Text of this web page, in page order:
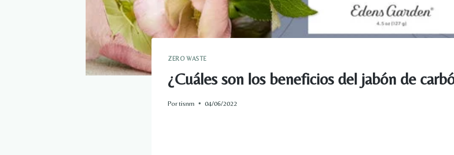
ZERO WASTE
¿Cuáles son los beneficios del jabón de
Portisnm 04/06/2022